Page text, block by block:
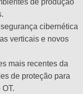
cibernética
verticais e novos
mais recentes da
de proteção para